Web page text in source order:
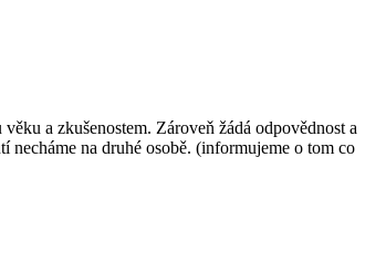
a zkušenostem. Zároveň žádá odpovědnost a
na druhé osobě. (informujeme o tom co